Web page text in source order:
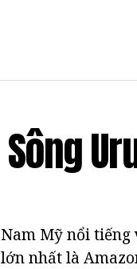
Sông
Nam Mỹ nổi tiếng
lớn nhất là